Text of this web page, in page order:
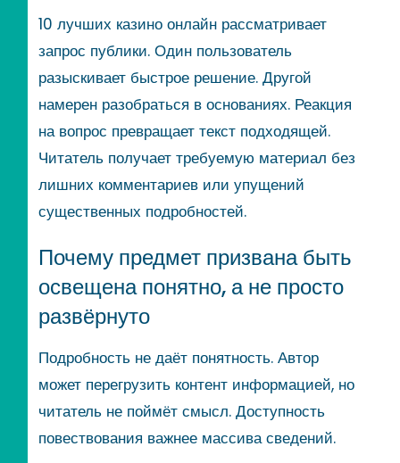
10 лучших казино онлайн рассматривает
запрос публики. Один пользователь
разыскивает быстрое решение. Другой
намерен разобраться в основаниях. Реакция
на вопрос превращает текст подходящей.
Читатель получает требуемую материал без
лишних комментариев или упущений
существенных подробностей.
Почему предмет призвана быть
освещена понятно, а не просто
развёрнуто
Подробность не даёт понятность. Автор
может перегрузить контент информацией, но
читатель не поймёт смысл. Доступность
повествования важнее массива сведений.